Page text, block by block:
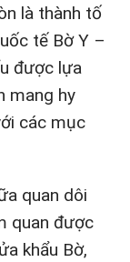
là thành tố
tế Bờ Y –
được lựa
mang hy
các mục
quan dôi
quan được
khẩu Bờ,